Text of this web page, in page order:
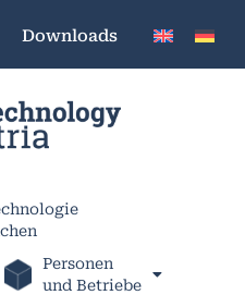
Downloads
Personen
und Betriebe